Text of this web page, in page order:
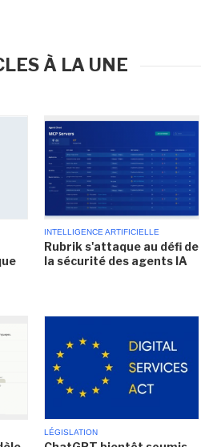
À LA UNE
INTELLIGENCE ARTIFICIELLE
Rubrik s'attaque au défi de
la sécurité des agents IA
LÉGISLATION